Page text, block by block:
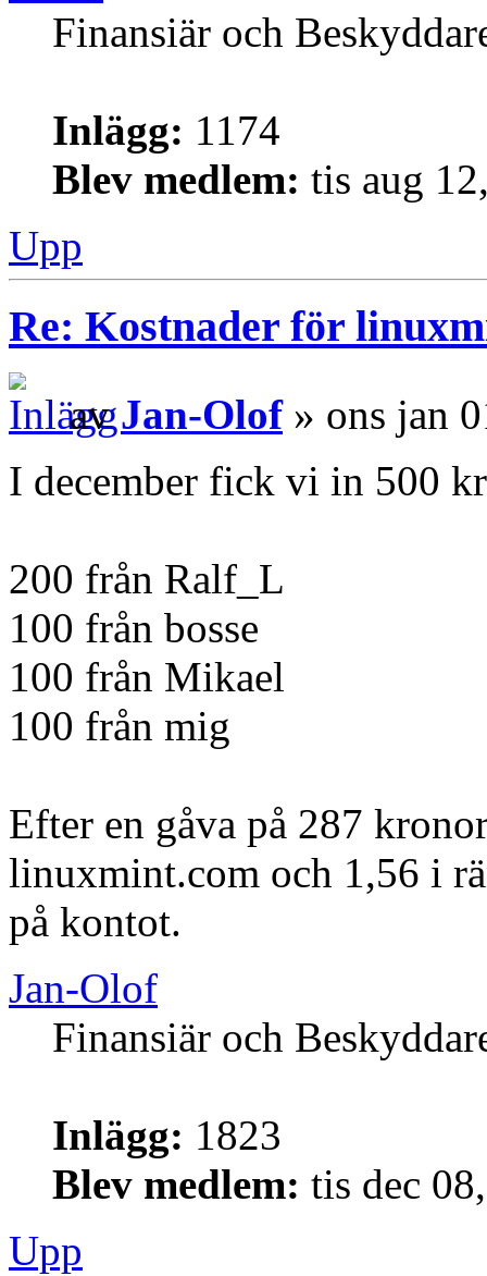
Finansiär och
Inlägg: 1174
Blev medlem: tis aug
Upp
Re: Kostnader för
avJan-Olof» ons jan
I december fick vi in 500
200 från Ralf_L
100 från bosse
100 från Mikael
100 från mig
Efter en gåva på 287
linuxmint.com och 1,56 i
på kontot.
Jan-Olof
Finansiär och
Inlägg: 1823
Blev medlem: tis dec
Upp